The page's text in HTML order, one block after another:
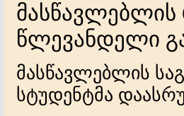
მასწავლებლის
წლევანდელი
მასწავლებლის
სტუდენტმა